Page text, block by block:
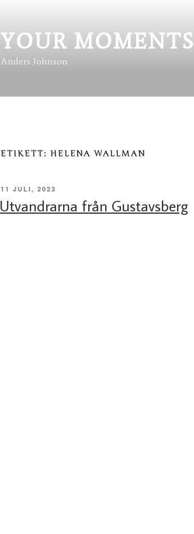
YOUR MOMENTS
Anders Johnson
ETIKETT: HELENA WALLMAN
PUBLICERAT
11 JULI, 2023
Utvandrarna från Gustavsberg